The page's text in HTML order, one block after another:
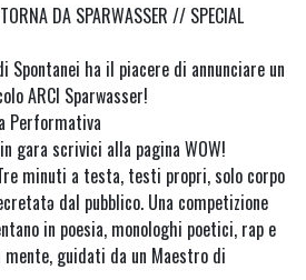
DA SPARWASSER // SPECIAL
Spontanei ha il piacere di annunciare un
ARCI Sparwasser!
Performativa
gara scrivici alla pagina WOW!
minuti a testa, testi propri, solo corpo
dal pubblico. Una competizione
in poesia, monologhi poetici, rap e
mente, guidati da un Maestro di